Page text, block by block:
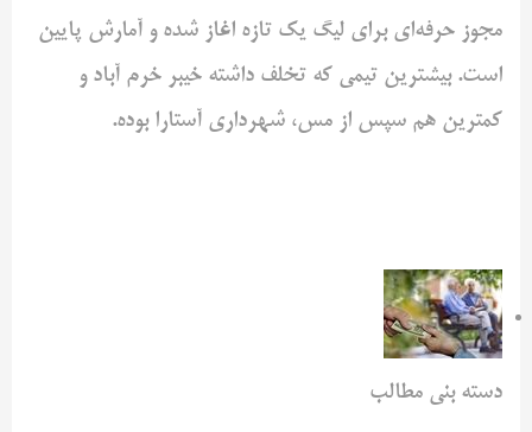
مجوز حرفه‌ای برای لیگ یک تازه اغاز شده و آمارش پایین
است. بیشترین تیمی که تخلف داشته خیبر خرم آباد و
کمترین هم سپس از مس، شهرداری آستارا بوده.
دسته بنی مطالب